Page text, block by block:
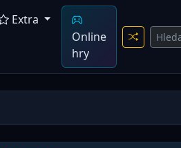
Extra
Online
hry